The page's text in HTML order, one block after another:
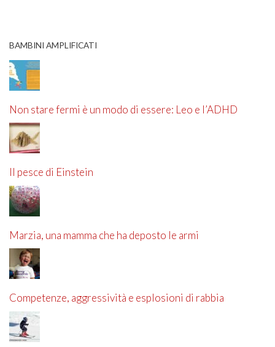
BAMBINI AMPLIFICATI
Non stare fermi è un modo di essere: Leo e l’ADHD
Il pesce di Einstein
Marzia, una mamma che ha deposto le armi
Competenze, aggressività e esplosioni di rabbia